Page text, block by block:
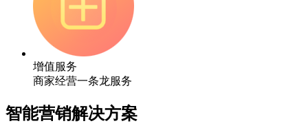
增值服务
商家经营一条龙服务
智能营销解决方案